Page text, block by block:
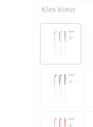
Kies kleur